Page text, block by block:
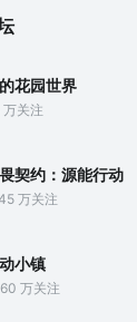
花园世界
万关注
契约：源能行动
万关注
小镇
万关注